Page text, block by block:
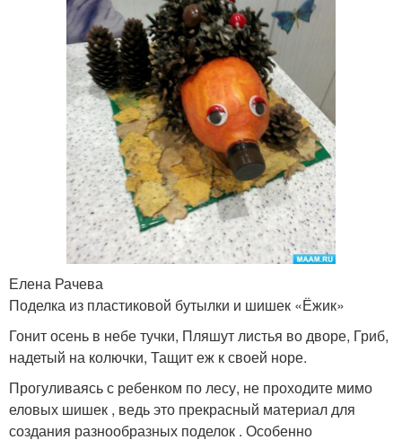
Елена Рачева
Поделка из пластиковой бутылки и шишек «Ёжик»
Гонит осень в небе тучки, Пляшут листья во дворе, Гриб,
надетый на колючки, Тащит еж к своей норе.
Прогуливаясь с ребенком по лесу, не проходите мимо
еловых шишек , ведь это прекрасный материал для
создания разнообразных поделок . Особенно